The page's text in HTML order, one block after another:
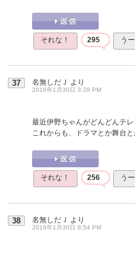
それな！ 295 う
37 名無しだＪ より
2016年1月30日 3:28 PM
最近伊野ちゃんがどんどんテ
これからも、ドラマとか舞台
それな！ 256 う
38 名無しだＪ より
2016年1月30日 8:54 PM